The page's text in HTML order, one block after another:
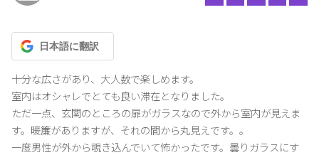
日本語に翻訳
十分な広さがあり、大人数で楽しめます。
室内はオシャレでとても良い滞在となりました。
ただ一点、玄関のところの扉がガラスなので外から室内が見えま
す。暖簾がありますが、それの間から丸見えです。。
一度男性が外から覗き込んでいて怖かったです。曇りガラスにす